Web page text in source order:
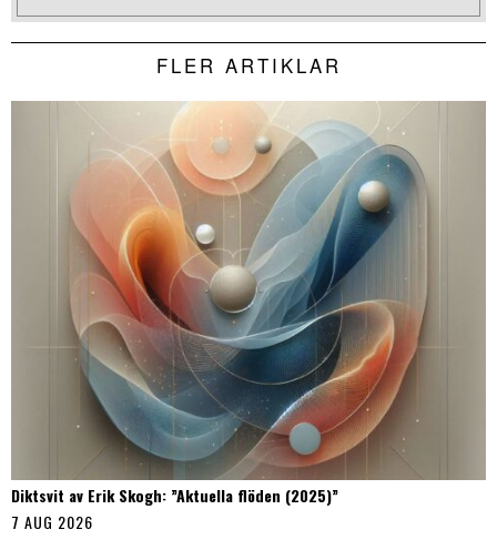
FLER ARTIKLAR
Diktsvit av Erik Skogh: ”Aktuella flöden (2025)”
7 AUG 2026